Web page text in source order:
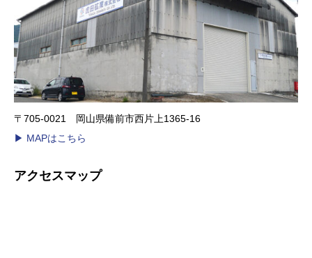
〒705-0021 岡山県備前市西片上1365-16
▶︎ MAPはこちら
アクセスマップ